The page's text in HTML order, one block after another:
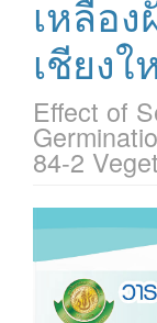
เหลือ
เชียง
Effect of
84-2
Article
Sidebar